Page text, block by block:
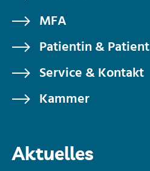
MFA
Patientin & Patient
Service & Kontakt
Kammer
Aktuelles